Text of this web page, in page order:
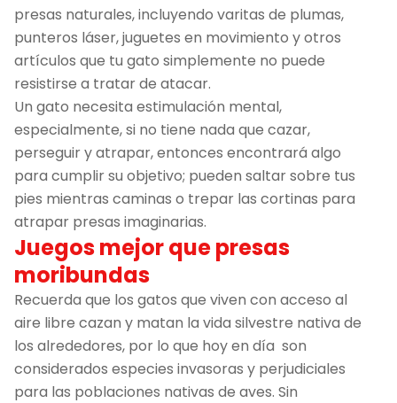
presas naturales, incluyendo varitas de plumas,
punteros láser, juguetes en movimiento y otros
artículos que tu gato simplemente no puede
resistirse a tratar de atacar.
Un gato necesita estimulación mental,
especialmente, si no tiene nada que cazar,
perseguir y atrapar, entonces encontrará algo
para cumplir su objetivo; pueden saltar sobre tus
pies mientras caminas o trepar las cortinas para
atrapar presas imaginarias.
Juegos mejor que presas
moribundas
Recuerda que los gatos que viven con acceso al
aire libre cazan y matan la vida silvestre nativa de
los alrededores, por lo que hoy en día son
considerados especies invasoras y perjudiciales
para las poblaciones nativas de aves. Sin